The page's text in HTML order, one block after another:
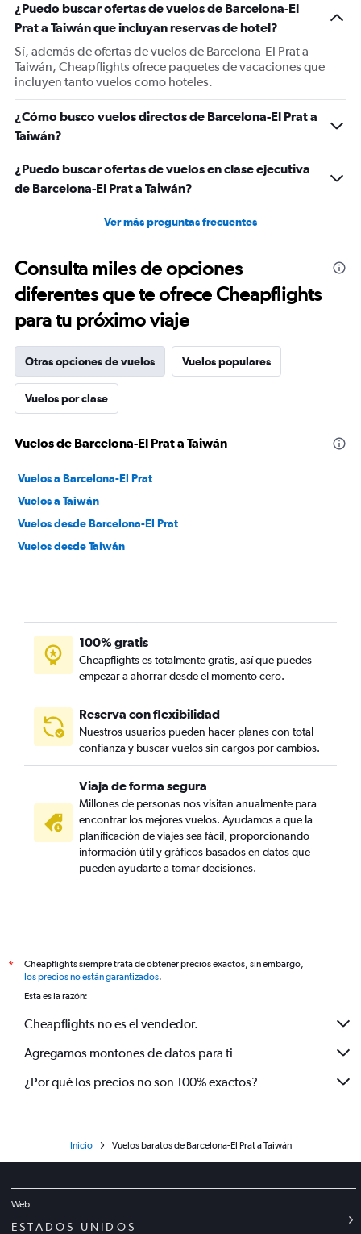
Y
axis
displaying
values.
Range:
0
1200.
¿Puedo buscar ofertas de vuelos de Barcelona-El
Prat a Taiwán que incluyan reservas de hotel?
Sí, además de ofertas de vuelos de Barcelona-El Prat a
Taiwán, Cheapflights ofrece paquetes de vacaciones que
incluyen tanto vuelos como hoteles.
¿Cómo busco vuelos directos de Barcelona-El Prat a
Taiwán?
¿Puedo buscar ofertas de vuelos en clase ejecutiva
de Barcelona-El Prat a Taiwán?
Ver más preguntas frecuentes
Consulta miles de opciones
diferentes que te ofrece Cheapflights
para tu próximo viaje
Otras opciones de vuelos Vuelos populares
Vuelos por clase
Vuelos de Barcelona-El Prat a Taiwán
Vuelos a Barcelona-El Prat
Vuelos a Taiwán
Vuelos desde Barcelona-El Prat
Vuelos desde Taiwán
100% gratis
Cheapflights es totalmente gratis, así que puedes
empezar a ahorrar desde el momento cero.
Reserva con flexibilidad
Nuestros usuarios pueden hacer planes con total
confianza y buscar vuelos sin cargos por cambios.
Viaja de forma segura
Millones de personas nos visitan anualmente para
encontrar los mejores vuelos. Ayudamos a que la
planificación de viajes sea fácil, proporcionando
información útil y gráficos basados en datos que
pueden ayudarte a tomar decisiones.
*
Cheapflights siempre trata de obtener precios exactos, sin embargo,
los precios no están garantizados.
Esta es la razón:
Cheapflights no es el vendedor.
Agregamos montones de datos para ti
¿Por qué los precios no son 100% exactos?
Inicio Vuelos baratos de Barcelona-El Prat a Taiwán
Web
ESTADOS UNIDOS